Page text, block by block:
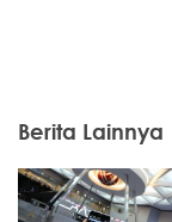
Berita Lainnya